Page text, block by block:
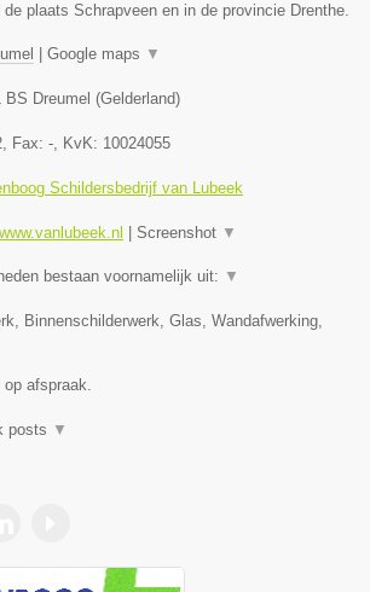
plaats Schrapveen en in de provincie Drenthe.
Google maps ▼
BS Dreumel (Gelderland)
, Fax: -, KvK: 10024055
Schildersbedrijf van Lubeek
Screenshot ▼
bestaan voornamelijk uit: ▼
Binnenschilderwerk, Glas, Wandafwerking,
op afspraak.
posts ▼